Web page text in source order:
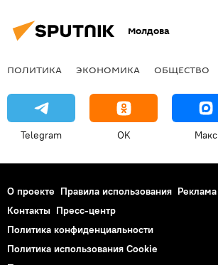
Молдова
ПОЛИТИКА ЭКОНОМИКА ОБЩЕСТВО
Telegram OK Макс
О проекте Правила использования Реклама
Контакты Пресс-центр
Политика конфиденциальности
Политика использования Cookie